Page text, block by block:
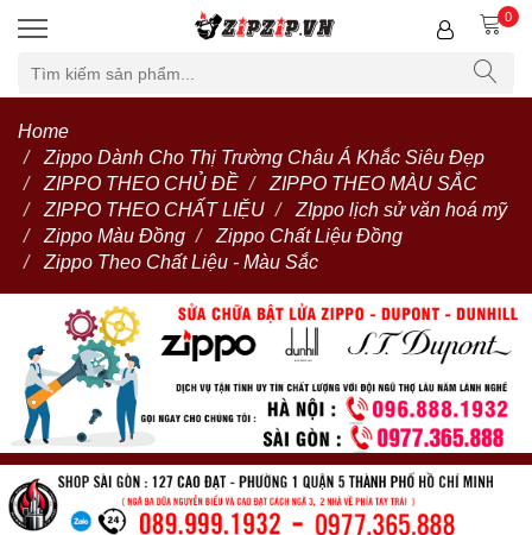
0
Home
Zippo Dành Cho Thị Trường Châu Á Khắc Siêu Đẹp
ZIPPO THEO CHỦ ĐỀ
ZIPPO THEO MÀU SẮC
ZIPPO THEO CHẤT LIỆU
ZIppo lịch sử văn hoá mỹ
Zippo Màu Đồng
Zippo Chất Liệu Đồng
Zippo Theo Chất Liệu - Màu Sắc